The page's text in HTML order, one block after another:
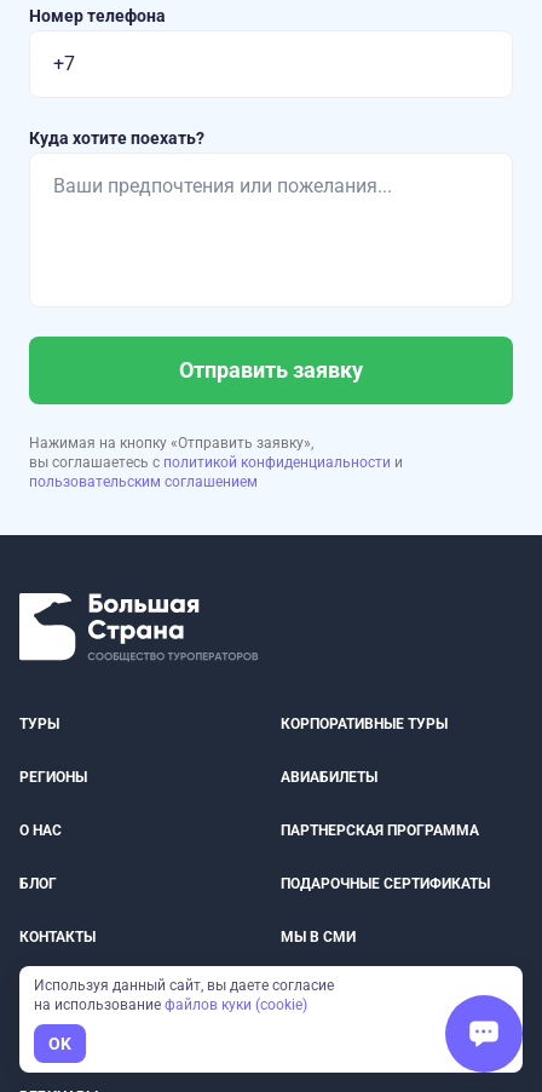
Номер телефона
Куда хотите поехать?
Отправить заявку
Нажимая на кнопку «Отправить заявку»,
вы соглашаетесь с политикой конфиденциальности и
пользовательским соглашением
ТУРЫ КОРПОРАТИВНЫЕ ТУРЫ
РЕГИОНЫ АВИАБИЛЕТЫ
О НАС ПАРТНЕРСКАЯ ПРОГРАММА
БЛОГ ПОДАРОЧНЫЕ СЕРТИФИКАТЫ
КОНТАКТЫ МЫ В СМИ
ОПЛАТА СТРАХОВКА ПУТЕШЕСТВЕННИКОВ
ОТЗЫВЫ ДОСТОПРИМЕЧАТЕЛЬНОСТИ
Используя данный сайт, вы даете согласие
на использование файлов куки (cookie)
OK